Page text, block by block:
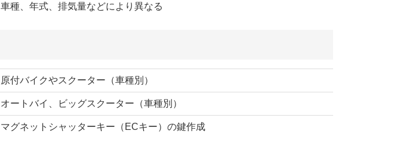
車種、年式、排気量などにより異なる
原付バイクやスクーター（車種別）
オートバイ、ビッグスクーター（車種別）
マグネットシャッターキー（ECキー）の鍵作成